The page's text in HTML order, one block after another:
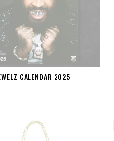
CALENDAR 2025